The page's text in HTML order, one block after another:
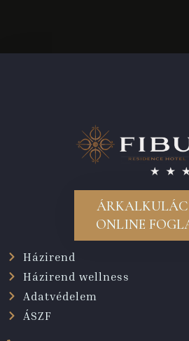
ONLINE
Házirend
Házirend wellness
Adatvédelem
ÁSZF